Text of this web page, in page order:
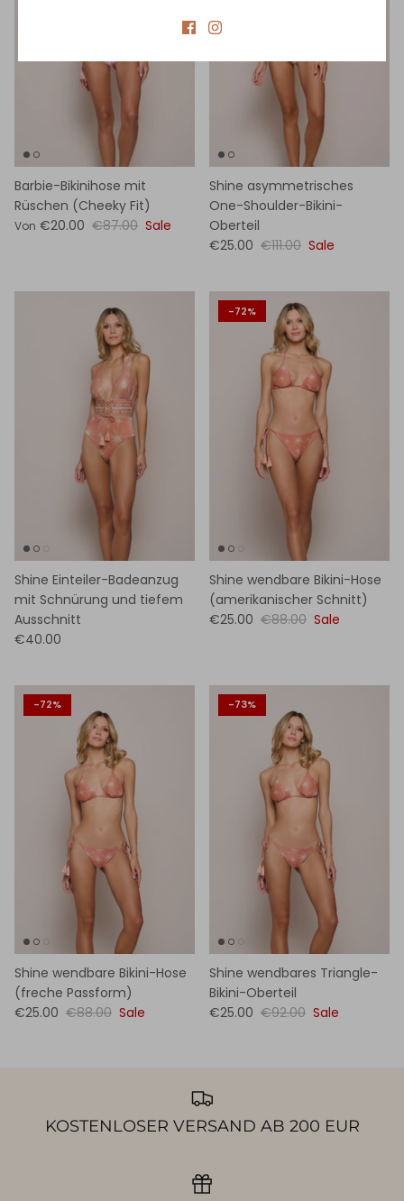
Barbie-Bikinihose mit
Rüschen (Cheeky Fit)
Von €20.00 €87.00 Sale
Shine asymmetrisches
One-Shoulder-Bikini-
Oberteil
€25.00 €111.00 Sale
Shine Einteiler-Badeanzug
mit Schnürung und tiefem
Ausschnitt
€40.00
-72%
Shine wendbare Bikini-Hose
(amerikanischer Schnitt)
€25.00 €88.00 Sale
-72%
Shine wendbare Bikini-Hose
(freche Passform)
€25.00 €88.00 Sale
-73%
Shine wendbares Triangle-
Bikini-Oberteil
€25.00 €92.00 Sale
KOSTENLOSER VERSAND AB 200 EUR